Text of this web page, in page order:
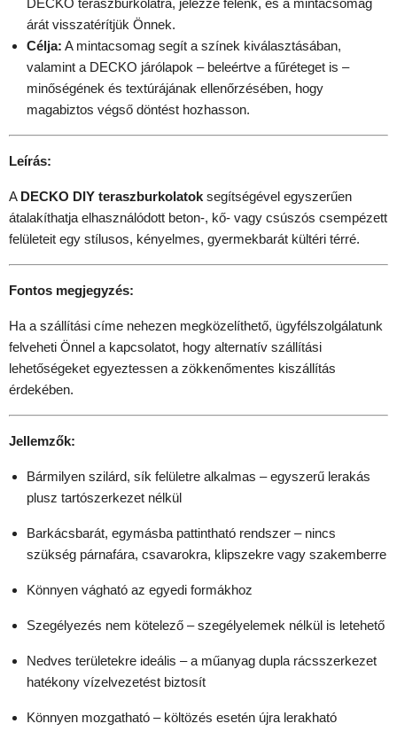
DECKO teraszburkolatra, jelezze felénk, és a mintacsomag
árát visszatérítjük Önnek.
Célja: A mintacsomag segít a színek kiválasztásában,
valamint a DECKO járólapok – beleértve a fűréteget is –
minőségének és textúrájának ellenőrzésében, hogy
magabiztos végső döntést hozhasson.
Leírás:
A DECKO DIY teraszburkolatok segítségével egyszerűen
átalakíthatja elhasználódott beton-, kő- vagy csúszós csempézett
felületeit egy stílusos, kényelmes, gyermekbarát kültéri térré.
Fontos megjegyzés:
Ha a szállítási címe nehezen megközelíthető, ügyfélszolgálatunk
felveheti Önnel a kapcsolatot, hogy alternatív szállítási
lehetőségeket egyeztessen a zökkenőmentes kiszállítás
érdekében.
Jellemzők:
Bármilyen szilárd, sík felületre alkalmas – egyszerű lerakás
plusz tartószerkezet nélkül
Barkácsbarát, egymásba pattintható rendszer – nincs
szükség párnafára, csavarokra, klipszekre vagy szakemberre
Könnyen vágható az egyedi formákhoz
Szegélyezés nem kötelező – szegélyelemek nélkül is letehető
Nedves területekre ideális – a műanyag dupla rácsszerkezet
hatékony vízelvezetést biztosít
Könnyen mozgatható – költözés esetén újra lerakható